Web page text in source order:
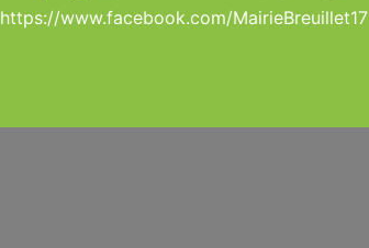
https://www.facebook.com/MairieBreuillet17